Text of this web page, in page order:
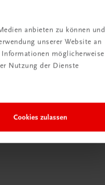
anbieten zu können und
unserer Website an
Informationen möglicherweise
Nutzung der Dienste
Cookies zulassen